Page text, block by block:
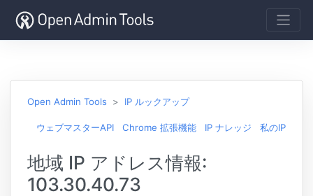
Open Admin Tools IP ルックアップ
ウェブマスターAPI Chrome 拡張機能 IP ナレッジ 私のIP
地域 IP アドレス情報:
103.30.40.73